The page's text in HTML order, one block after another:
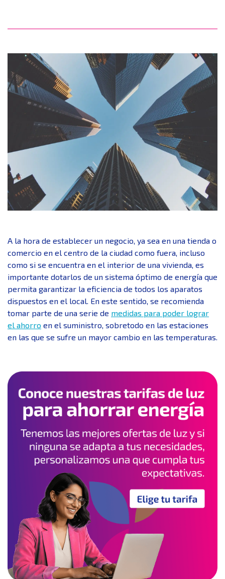
A la hora de establecer un negocio, ya sea en una tienda o
comercio en el centro de la ciudad como fuera, incluso
como si se encuentra en el interior de una vivienda, es
importante dotarlos de un sistema óptimo de energía que
permita garantizar la eficiencia de todos los aparatos
dispuestos en el local. En este sentido, se recomienda
tomar parte de una serie de medidas para poder lograr
el ahorro en el suministro, sobretodo en las estaciones
en las que se sufre un mayor cambio en las temperaturas.